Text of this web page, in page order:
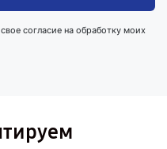
согласие на обработку моих